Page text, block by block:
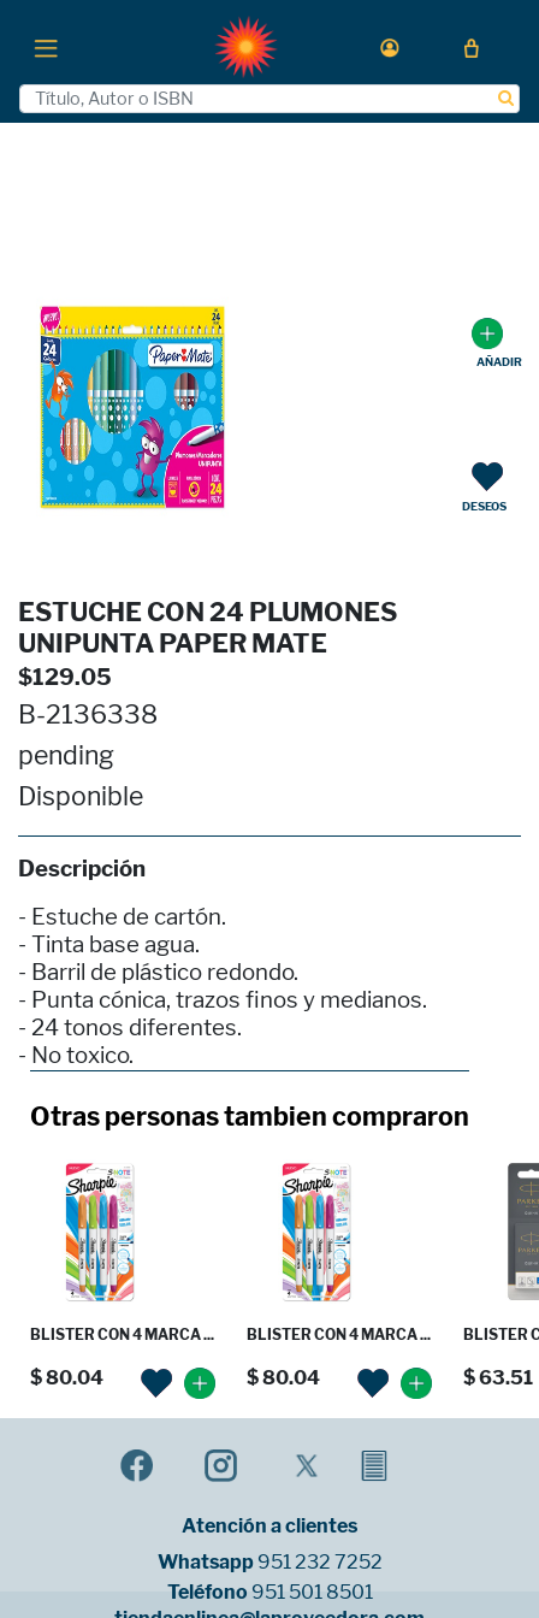
ESTUCHE CON 24 PLUMONES
UNIPUNTA PAPER MATE
$129.05
B-2136338
pending
Disponible
Descripción
AÑADIR
DESEOS
- Estuche de cartón.
- Tinta base agua.
- Barril de plástico redondo.
- Punta cónica, trazos finos y medianos.
- 24 tonos diferentes.
- No toxico.
Otras personas tambien compraron
BLISTER CON 4 MARCA ...
$ 80.04
BLISTER CON 4 MARCA ...
$ 80.04
BLISTER
$ 63.51
Atención a clientes
Whatsapp 951 232 7252
Teléfono 951 501 8501